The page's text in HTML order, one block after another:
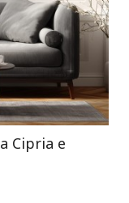
Cipria e